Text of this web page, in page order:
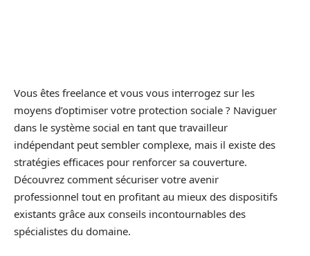
Vous êtes freelance et vous vous interrogez sur les
moyens d’optimiser votre protection sociale ? Naviguer
dans le système social en tant que travailleur
indépendant peut sembler complexe, mais il existe des
stratégies efficaces pour renforcer sa couverture.
Découvrez comment sécuriser votre avenir
professionnel tout en profitant au mieux des dispositifs
existants grâce aux conseils incontournables des
spécialistes du domaine.